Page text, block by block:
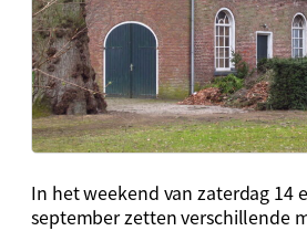
In het weekend van zaterdag 14
september zetten verschillende